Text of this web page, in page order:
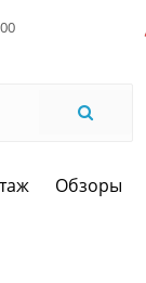
Обзоры